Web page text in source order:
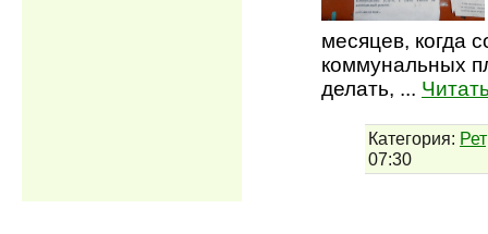
месяцев, когда
коммунальных
делать, ...
Категория:
07:30